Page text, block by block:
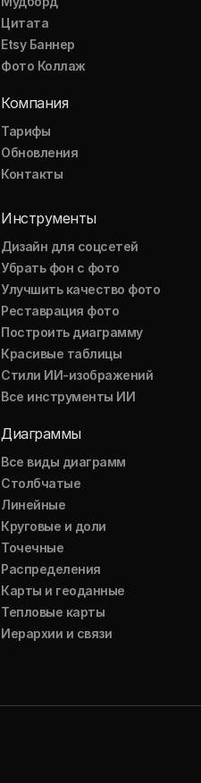
Цитата
Etsy Баннер
Фото Коллаж
Компания
Тарифы
Обновления
Контакты
Инструменты
Дизайн для соцсетей
Убрать фон с фото
Улучшить качество фото
Реставрация фото
Построить диаграмму
Красивые таблицы
Стили ИИ-изображений
Все инструменты ИИ
Диаграммы
Все виды диаграмм
Столбчатые
Линейные
Круговые и доли
Точечные
Распределения
Карты и геоданные
Тепловые карты
Иерархии и связи